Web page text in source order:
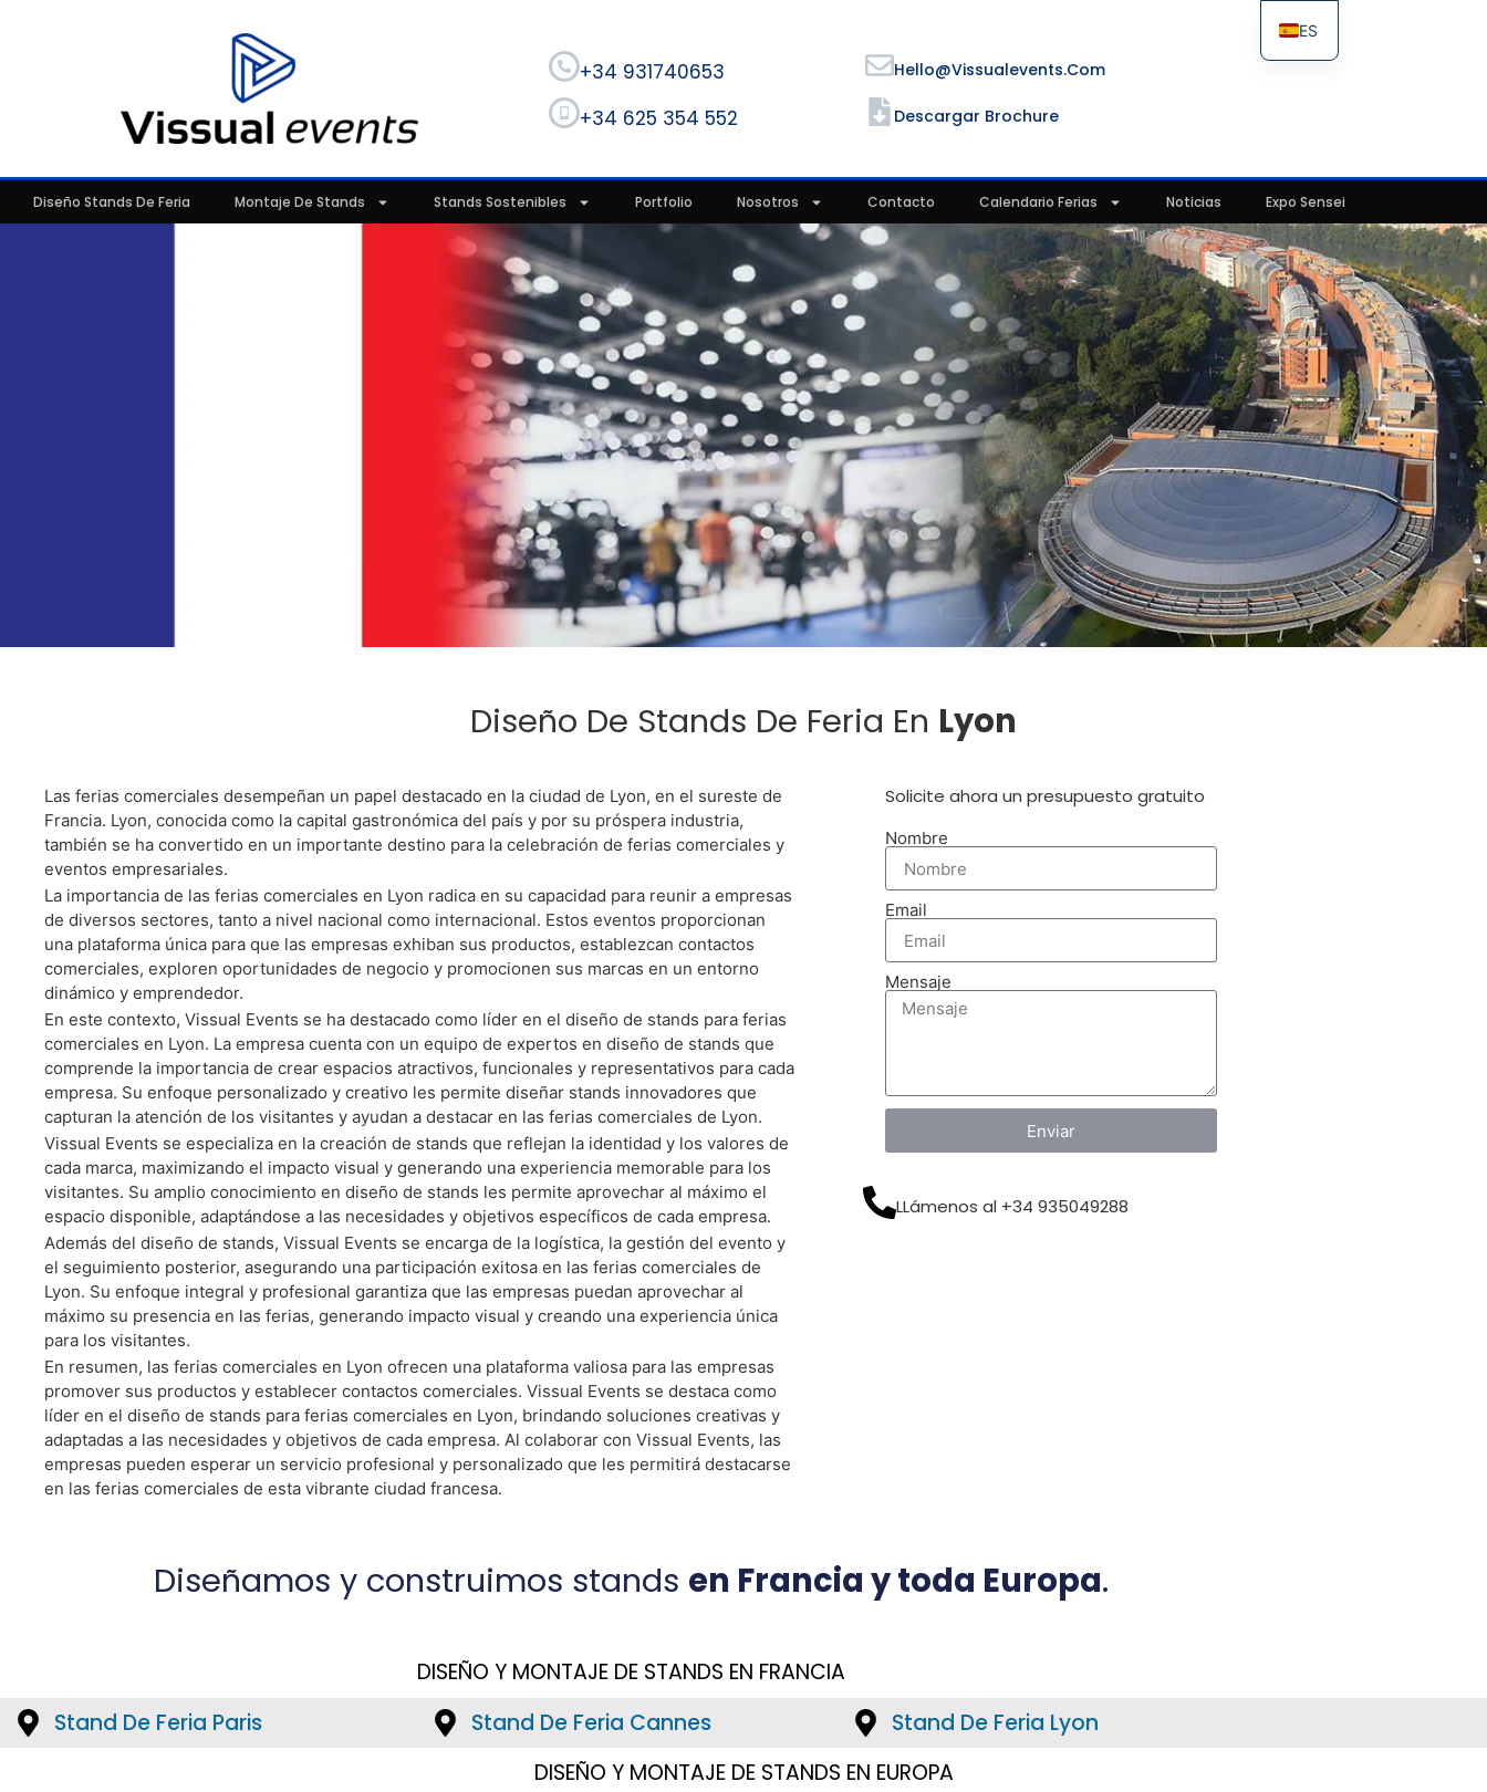
+34 931740653 Hello@vissualevents.com
+34 625 354 552 Descargar Brochure
Diseño Stands De Feria Montaje De Stands Stands Sostenibles Portfolio Nosotros Contacto Calendario Ferias Noticias Expo Sensei
Necesita Un Stand
En Lyon?
Somos Su Mejor Partner Para El Diseño Y La
Construcción De Su Stand En Lyon
Cotize Su Stand De Forma Gratuita Ahora
Diseño De Stands De Feria En Lyon
Las ferias comerciales desempeñan un papel destacado en la ciudad de Lyon, en el sureste de
Francia. Lyon, conocida como la capital gastronómica del país y por su próspera industria,
también se ha convertido en un importante destino para la celebración de ferias comerciales y
eventos empresariales.
La importancia de las ferias comerciales en Lyon radica en su capacidad para reunir a empresas
de diversos sectores, tanto a nivel nacional como internacional. Estos eventos proporcionan
una plataforma única para que las empresas exhiban sus productos, establezcan contactos
comerciales, exploren oportunidades de negocio y promocionen sus marcas en un entorno
dinámico y emprendedor.
En este contexto, Vissual Events se ha destacado como líder en el diseño de stands para ferias
comerciales en Lyon. La empresa cuenta con un equipo de expertos en diseño de stands que
comprende la importancia de crear espacios atractivos, funcionales y representativos para cada
empresa. Su enfoque personalizado y creativo les permite diseñar stands innovadores que
capturan la atención de los visitantes y ayudan a destacar en las ferias comerciales de Lyon.
Vissual Events se especializa en la creación de stands que reflejan la identidad y los valores de
cada marca, maximizando el impacto visual y generando una experiencia memorable para los
visitantes. Su amplio conocimiento en diseño de stands les permite aprovechar al máximo el
espacio disponible, adaptándose a las necesidades y objetivos específicos de cada empresa.
Además del diseño de stands, Vissual Events se encarga de la logística, la gestión del evento y
el seguimiento posterior, asegurando una participación exitosa en las ferias comerciales de
Lyon. Su enfoque integral y profesional garantiza que las empresas puedan aprovechar al
máximo su presencia en las ferias, generando impacto visual y creando una experiencia única
para los visitantes.
En resumen, las ferias comerciales en Lyon ofrecen una plataforma valiosa para las empresas
promover sus productos y establecer contactos comerciales. Vissual Events se destaca como
líder en el diseño de stands para ferias comerciales en Lyon, brindando soluciones creativas y
adaptadas a las necesidades y objetivos de cada empresa. Al colaborar con Vissual Events, las
empresas pueden esperar un servicio profesional y personalizado que les permitirá destacarse
en las ferias comerciales de esta vibrante ciudad francesa.
Solicite ahora un presupuesto gratuito
Nombre
Email
Mensaje
Enviar
LLámenos al +34 935049288
Diseñamos y construimos stands en Francia y toda Europa.
DISEÑO Y MONTAJE DE STANDS EN FRANCIA
Stand De Feria Paris
Stand De Feria Cannes
Stand De Feria Lyon
DISEÑO Y MONTAJE DE STANDS EN EUROPA
ES
FR